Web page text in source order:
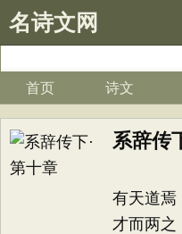
名诗文网
首页 诗文
系辞传
《易
有天道焉
才而两之